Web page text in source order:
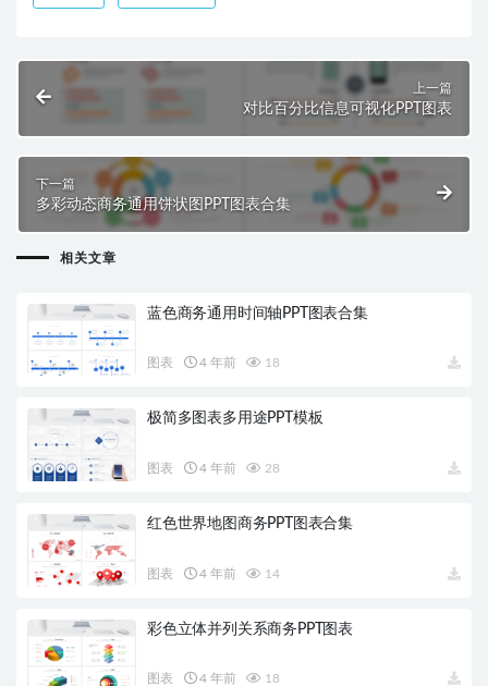
上一篇
对比百分比信息可视化PPT图表
下一篇
多彩动态商务通用饼状图PPT图表合集
相关文章
蓝色商务通用时间轴PPT图表合集
图表 4 年前 18
极简多图表多用途PPT模板
图表 4 年前 28
红色世界地图商务PPT图表合集
图表 4 年前 14
彩色立体并列关系商务PPT图表
图表 4 年前 18